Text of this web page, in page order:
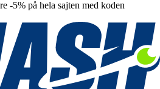
-5% på hela sajten med koden